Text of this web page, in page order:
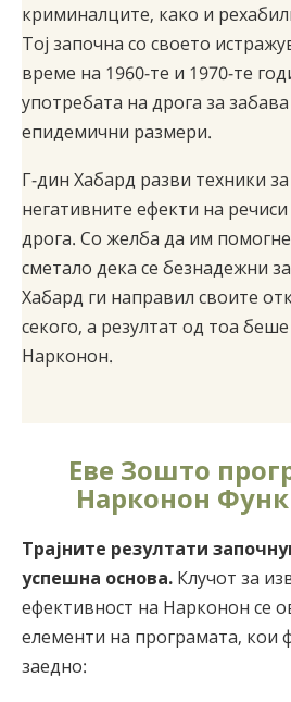
криминалците, како и
Тој започна со своето
време на 1960-те и 1970-те
употребата на дрога за
епидемични размери.
Г-дин Хабард разви техники
негативните ефекти на
дрога. Со желба да им
сметало дека се безнадежни
Хабард ги направил своите
секого, а резултат од тоа
Нарконон.
Еве Зошто
Нарконон
Трајните резултати
успешна основа. Клучот за
ефективност на Нарконон се
елементи на програмата, кои
заедно: